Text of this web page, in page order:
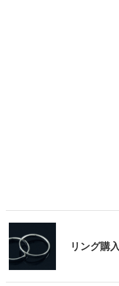
リング購